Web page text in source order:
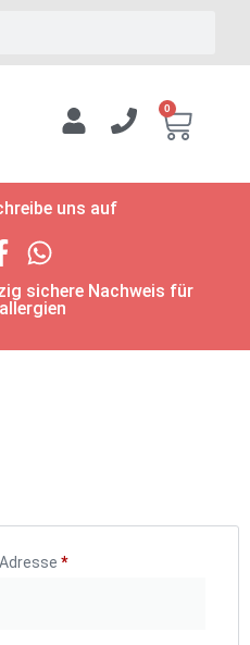
0
uns auf
sichere Nachweis für
*